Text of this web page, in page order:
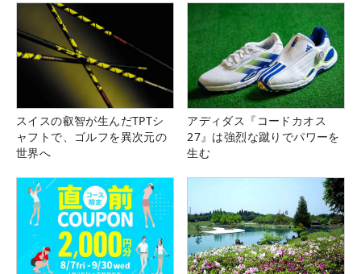
スイスの叡智が生んだTPTシ
ャフトで、ゴルフを異次元の
世界へ
アディダス『コードカオス
27』は強烈な蹴りでパワーを
生む